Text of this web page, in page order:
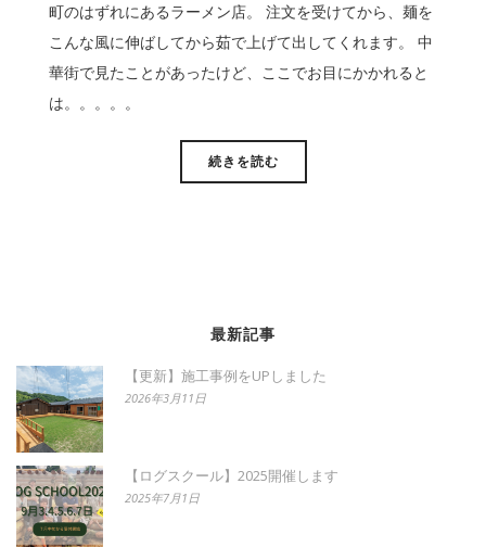
町のはずれにあるラーメン店。 注文を受けてから、麺を
こんな風に伸ばしてから茹で上げて出してくれます。 中
華街で見たことがあったけど、ここでお目にかかれると
は。。。。。
続きを読む
最新記事
【更新】施工事例をUPしました
2026年3月11日
【ログスクール】2025開催します
2025年7月1日